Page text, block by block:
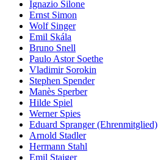
Ignazio Silone
Ernst Simon
Wolf Singer
Emil Skála
Bruno Snell
Paulo Astor Soethe
Vladimir Sorokin
Stephen Spender
Manès Sperber
Hilde Spiel
Werner Spies
Eduard Spranger (Ehrenmitglied)
Arnold Stadler
Hermann Stahl
Emil Staiger